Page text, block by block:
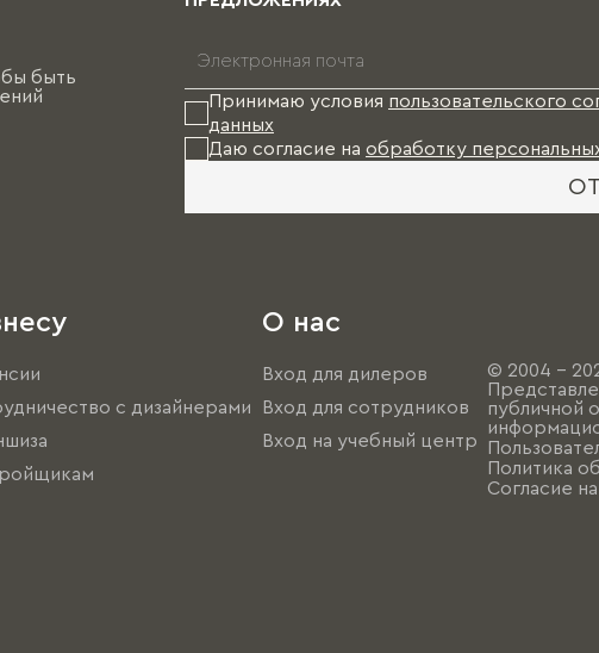
быть
Принимаю условия пользовательского
данных
Даю согласие на обработку
с дизайнерами
О нас
Вход для дилеров
Вход для сотрудников
Вход на учебный центр
© 2004 -
публичной
Политика
Согласие